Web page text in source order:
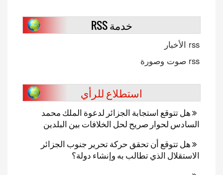
خدمة RSS
rss الأخبار
rss صوت وصورة
استطلاع للرأي
هل تتوقع استجابة الجزائر لدعوة الملك محمد
السادس لحوار صريح لحل الخلافات بين البلدين
هل تتوقع أن تحقق حركة تحرير جنوب الجزائر
الاستقلال الذي تطالب به وإنشاء دولة؟